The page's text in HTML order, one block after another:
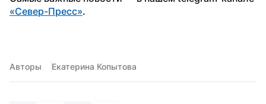
«Север-Пресс».
Авторы Екатерина Копытова